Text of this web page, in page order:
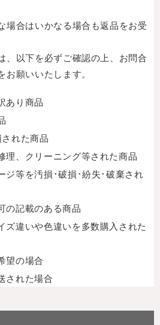
場合はいかなる場合も返品をお受
、以下を必ずご確認の上、お問合
お願いいたします。
あり商品
れた商品
理、クリーニング等された商品
ジ等を汚損･破損･紛失･破棄され
の記載のある商品
ズ違いや色違いを多数購入された
望の場合
された場合